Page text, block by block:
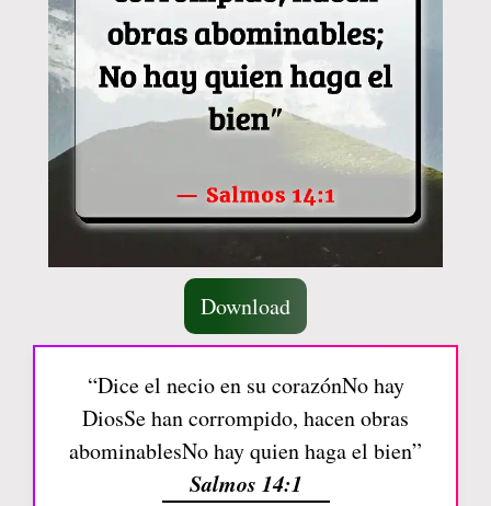
Download
“Dice el necio en su corazónNo hay
DiosSe han corrompido, hacen obras
abominablesNo hay quien haga el bien”
Salmos 14:1